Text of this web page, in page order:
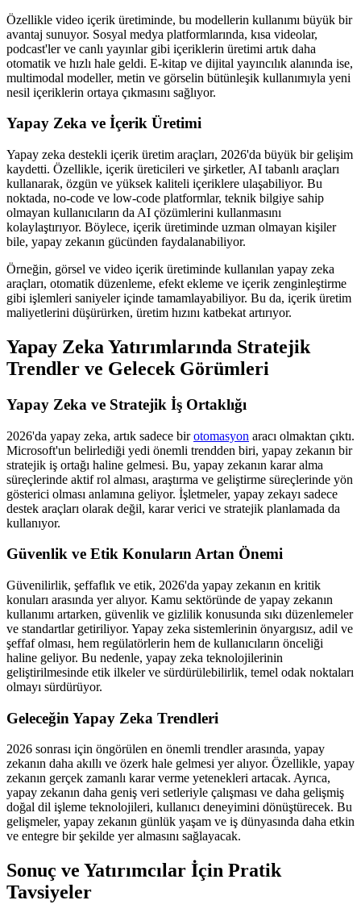
Özellikle video içerik üretiminde, bu modellerin kullanımı büyük bir
avantaj sunuyor. Sosyal medya platformlarında, kısa videolar,
podcast'ler ve canlı yayınlar gibi içeriklerin üretimi artık daha
otomatik ve hızlı hale geldi. E-kitap ve dijital yayıncılık alanında ise,
multimodal modeller, metin ve görselin bütünleşik kullanımıyla yeni
nesil içeriklerin ortaya çıkmasını sağlıyor.
Yapay Zeka ve İçerik Üretimi
Yapay zeka destekli içerik üretim araçları, 2026'da büyük bir gelişim
kaydetti. Özellikle, içerik üreticileri ve şirketler, AI tabanlı araçları
kullanarak, özgün ve yüksek kaliteli içeriklere ulaşabiliyor. Bu
noktada, no-code ve low-code platformlar, teknik bilgiye sahip
olmayan kullanıcıların da AI çözümlerini kullanmasını
kolaylaştırıyor. Böylece, içerik üretiminde uzman olmayan kişiler
bile, yapay zekanın gücünden faydalanabiliyor.
Örneğin, görsel ve video içerik üretiminde kullanılan yapay zeka
araçları, otomatik düzenleme, efekt ekleme ve içerik zenginleştirme
gibi işlemleri saniyeler içinde tamamlayabiliyor. Bu da, içerik üretim
maliyetlerini düşürürken, üretim hızını katbekat artırıyor.
Yapay Zeka Yatırımlarında Stratejik
Trendler ve Gelecek Görümleri
Yapay Zeka ve Stratejik İş Ortaklığı
2026'da yapay zeka, artık sadece birotomasyon aracı olmaktan çıktı.
Microsoft'un belirlediği yedi önemli trendden biri, yapay zekanın bir
stratejik iş ortağı haline gelmesi. Bu, yapay zekanın karar alma
süreçlerinde aktif rol alması, araştırma ve geliştirme süreçlerinde yön
gösterici olması anlamına geliyor. İşletmeler, yapay zekayı sadece
destek araçları olarak değil, karar verici ve stratejik planlamada da
kullanıyor.
Güvenlik ve Etik Konuların Artan Önemi
Güvenilirlik, şeffaflık ve etik, 2026'da yapay zekanın en kritik
konuları arasında yer alıyor. Kamu sektöründe de yapay zekanın
kullanımı artarken, güvenlik ve gizlilik konusunda sıkı düzenlemeler
ve standartlar getiriliyor. Yapay zeka sistemlerinin önyargısız, adil ve
şeffaf olması, hem regülatörlerin hem de kullanıcıların önceliği
haline geliyor. Bu nedenle, yapay zeka teknolojilerinin
geliştirilmesinde etik ilkeler ve sürdürülebilirlik, temel odak noktaları
olmayı sürdürüyor.
Geleceğin Yapay Zeka Trendleri
2026 sonrası için öngörülen en önemli trendler arasında, yapay
zekanın daha akıllı ve özerk hale gelmesi yer alıyor. Özellikle, yapay
zekanın gerçek zamanlı karar verme yetenekleri artacak. Ayrıca,
yapay zekanın daha geniş veri setleriyle çalışması ve daha gelişmiş
doğal dil işleme teknolojileri, kullanıcı deneyimini dönüştürecek. Bu
gelişmeler, yapay zekanın günlük yaşam ve iş dünyasında daha etkin
ve entegre bir şekilde yer almasını sağlayacak.
Sonuç ve Yatırımcılar İçin Pratik
Tavsiyeler